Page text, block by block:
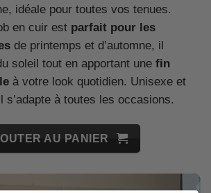
idéale pour toutes vos tenues.
en cuir est parfait pour les
de printemps et d’automne, il
soleil tout en apportant une fin
à votre look quotidien. Unisexe et
s’adapte à toutes les occasions.
AU PANIER